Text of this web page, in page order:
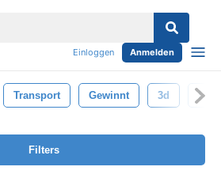
Einloggen Anmelden
Transport Gewinnt 3d
Filters